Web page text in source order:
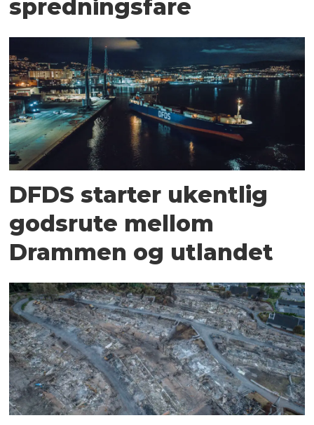
spredningsfare
DFDS starter ukentlig
godsrute mellom
Drammen og utlandet